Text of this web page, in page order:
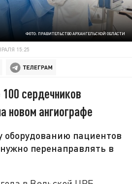
ФОТО: ПРАВИТЕЛЬСТВО АРХАНГЕЛЬСКОЙ ОБЛАСТИ
15:25
сердечников
новом ангиографе
оборудованию пациентов
перенаправлять в